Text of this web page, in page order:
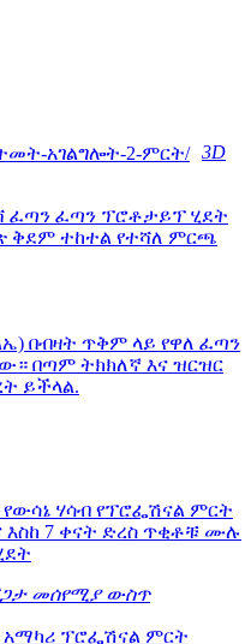
3D
ፈጣን ፈጣን ፕሮቶታይፕ ሂደት
ቅደም ተከተል የተሻለ ምርጫ
በብዛት ጥቅም ላይ የዋለ ፈጣን
በጣም ትክክለኛ እና ዝርዝር
ይችላል.
የውሳኔ ሃሳብ የፕሮፌሽናል ምርት
7 ቀናት ድረስ ጥቂቶቹ ሙሉ
መሰየሚያ ውስጥ
አማካሪ ፕሮፌሽናል ምርት